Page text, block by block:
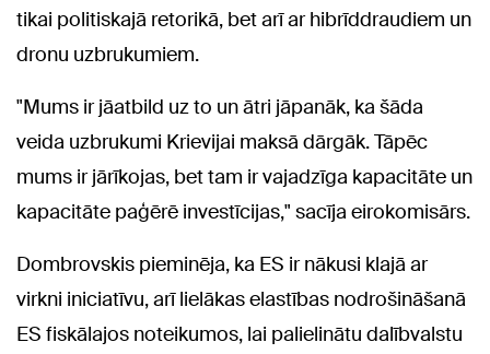
tikai politiskajā retorikā, bet arī ar hibrīddraudiem un
dronu uzbrukumiem.
"Mums ir jāatbild uz to un ātri jāpanāk, ka šāda
veida uzbrukumi Krievijai maksā dārgāk. Tāpēc
mums ir jārīkojas, bet tam ir vajadzīga kapacitāte un
kapacitāte paģērē investīcijas," sacīja eirokomisārs.
Dombrovskis pieminēja, ka ES ir nākusi klajā ar
virkni iniciatīvu, arī lielākas elastības nodrošināšanā
ES fiskālajos noteikumos, lai palielinātu dalībvalstu